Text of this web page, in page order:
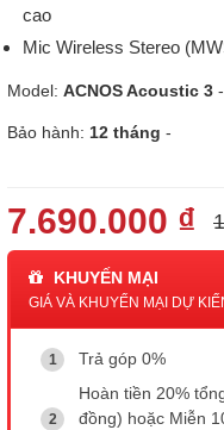
cao
Mic Wireless Stereo
Model: ACNOS Acoustic 3
Bảo hành: 12 tháng -
7.690.000 ₫
KHUYẾN MẠI
GIÁ VÀ KHUYẾN MẠI DỰ
Trả góp 0%
Hoàn tiền 20%
đồng) hoặc Miễn